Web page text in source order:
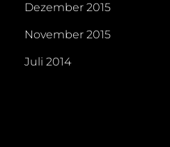
Dezember 2015
November 2015
Juli 2014